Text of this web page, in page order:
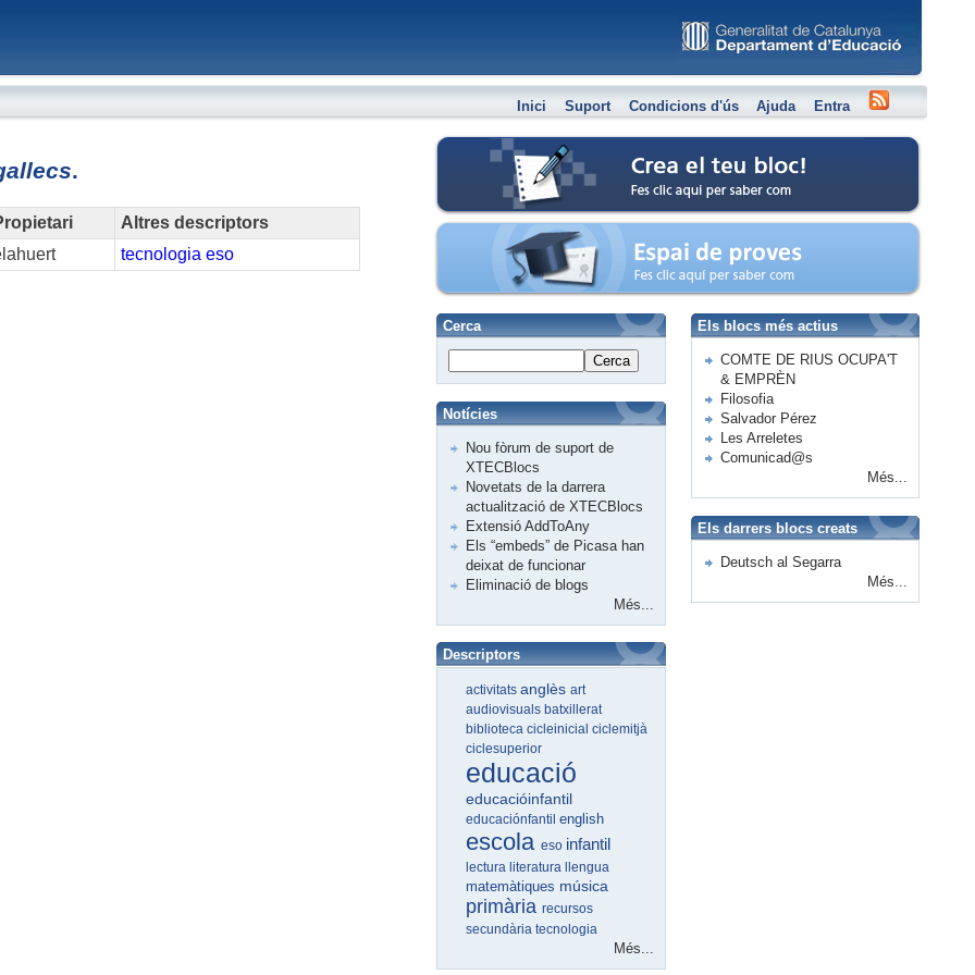
Inici Suport Condicions d'ús Ajuda Entra
.
Altres descriptors
tecnologia eso
Crea el teu bloc
Espai de proves
Cerca
Cerca
Notícies
Nou fòrum de suport de
XTECBlocs
Novetats de la darrera
actualització de XTECBlocs
Extensió AddToAny
Els “embeds” de Picasa han
deixat de funcionar
Eliminació de blogs
Més...
Descriptors
activitatsanglèsart
audiovisualsbatxillerat
bibliotecacicleinicialciclemitjà
ciclesuperior
educació
educacióinfantil
educaciónfantilenglish
escolaeso infantil
lecturaliteraturallengua
matemàtiques música
primàriarecursos
secundàriatecnologia
Més...
Els blocs més actius
COMTE DE RIUS OCUPA'T
& EMPRÈN
Filosofia
Salvador Pérez
Les Arreletes
Comunicad@s
Més...
Els darrers blocs creats
Deutsch al Segarra
Més...